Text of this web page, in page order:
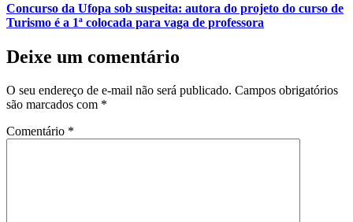
Concurso da Ufopa sob suspeita: autora do projeto do curso de
Turismo é a 1ª colocada para vaga de professora
Deixe um comentário
O seu endereço de e-mail não será publicado. Campos obrigatórios
são marcados com *
Comentário *